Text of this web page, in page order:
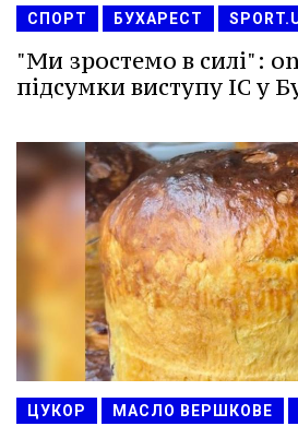
СПОРТ БУХАРЕСТ
"Ми зростемо в силі":
підсумки виступу IС у
ЦУКОР МАСЛО ВЕРШКОВЕ